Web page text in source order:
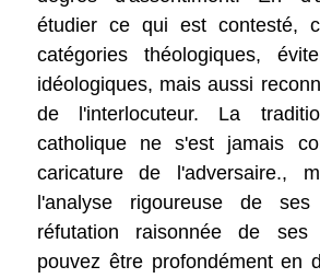
étudier ce qui est contesté,
catégories théologiques,
idéologiques, mais aussi
de l'interlocuteur. La
catholique ne s'est jamais
caricature de l'adversaire.,
l'analyse rigoureuse de
réfutation raisonnée de ses
pouvez être profondément en